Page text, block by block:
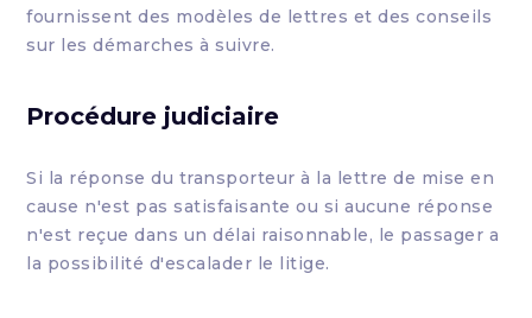
fournissent des modèles de lettres et des conseils
sur les démarches à suivre.
Procédure judiciaire
Si la réponse du transporteur à la lettre de mise en
cause n'est pas satisfaisante ou si aucune réponse
n'est reçue dans un délai raisonnable, le passager a
la possibilité d'escalader le litige.